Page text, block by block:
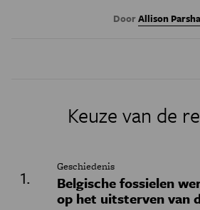
DoorAllison
Keuze van de
Geschiedenis
Belgische fossielen
op het uitsterven van